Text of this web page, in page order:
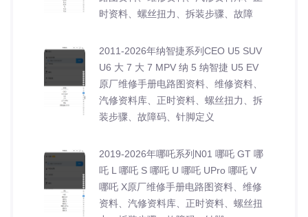
时资料、螺丝扭力、拆装步骤、故障
2011-2026年纳智捷系列CEO U5 SUV
U6 大 7 大 7 MPV 纳 5 纳智捷 U5 EV
原厂维修手册电路图资料、维修资料、
汽修资料库、正时资料、螺丝扭力、拆
装步骤、故障码、针脚定义
2019-2026年哪吒系列N01 哪吒 GT 哪
吒 L 哪吒 S 哪吒 U 哪吒 UPro 哪吒 V
哪吒 X原厂维修手册电路图资料、维修
资料、汽修资料库、正时资料、螺丝扭